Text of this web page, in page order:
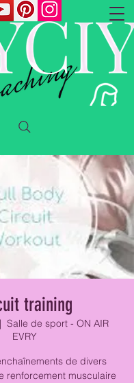
training
Salle de sport - ON AIR
EVRY
de divers
renforcement musculaire